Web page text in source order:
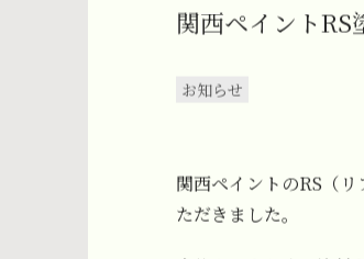
関西ペイントRS
お知らせ
関西ペイントのRS（
ただきました。